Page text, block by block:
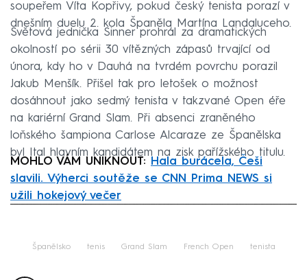
soupeřem Víta Kopřivy, pokud český tenista porazí v
dnešním duelu 2. kola Španěla Martína Landaluceho.
Světová jednička Sinner prohrál za dramatických
okolností po sérii 30 vítězných zápasů trvající od
února, kdy ho v Dauhá na tvrdém povrchu porazil
Jakub Menšík. Přišel tak pro letošek o možnost
dosáhnout jako sedmý tenista v takzvané Open éře
na kariérní Grand Slam. Při absenci zraněného
loňského šampiona Carlose Alcaraze ze Španělska
byl Ital hlavním kandidátem na zisk pařížského titulu.
MOHLO VÁM UNIKNOUT: Hala burácela, Češi
slavili. Výherci soutěže se CNN Prima NEWS si
užili hokejový večer
Španělsko tenis Grand Slam French Open tenista